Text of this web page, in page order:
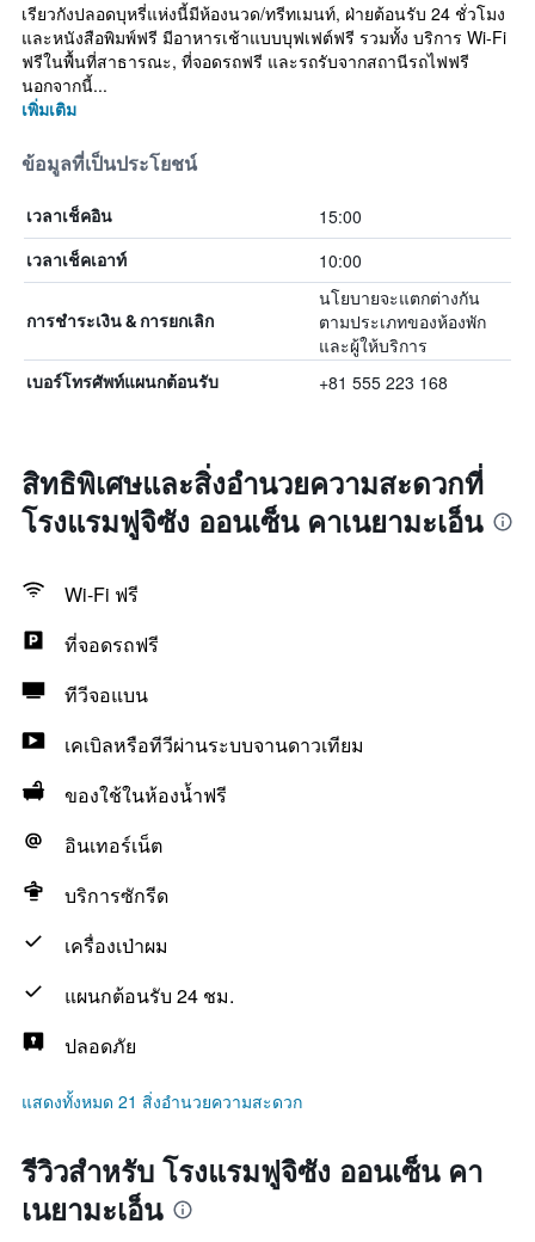
เรียวกังปลอดบุหรี่แห่งนี้มีห้องนวด/ทรีทเมนท์, ฝ่ายต้อนรับ 24 ชั่วโมง
และหนังสือพิมพ์ฟรี มีอาหารเช้าแบบบุฟเฟต์ฟรี รวมทั้ง บริการ Wi-Fi
ฟรีในพื้นที่สาธารณะ, ที่จอดรถฟรี และรถรับจากสถานีรถไฟฟรี
นอกจากนี้...
เพิ่มเติม
ข้อมูลที่เป็นประโยชน์
เวลาเช็คอิน 15:00
เวลาเช็คเอาท์ 10:00
การชำระเงิน & การยกเลิก
นโยบายจะแตกต่างกัน
ตามประเภทของห้องพัก
และผู้ให้บริการ
เบอร์โทรศัพท์แผนกต้อนรับ +81 555 223 168
สิทธิพิเศษและสิ่งอำนวยความสะดวกที่
โรงแรมฟูจิซัง ออนเซ็น คาเนยามะเอ็น
Wi-Fi ฟรี
ที่จอดรถฟรี
ทีวีจอแบน
เคเบิลหรือทีวีผ่านระบบจานดาวเทียม
ของใช้ในห้องน้ำฟรี
อินเทอร์เน็ต
บริการซักรีด
เครื่องเป่าผม
แผนกต้อนรับ 24 ชม.
ปลอดภัย
แสดงทั้งหมด 21 สิ่งอำนวยความสะดวก
รีวิวสำหรับ โรงแรมฟูจิซัง ออนเซ็น คา
เนยามะเอ็น